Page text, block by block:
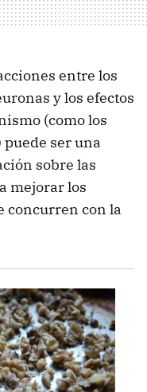
entre los
y los efectos
(como los
ser una
sobre las
mejorar los
concurren con la